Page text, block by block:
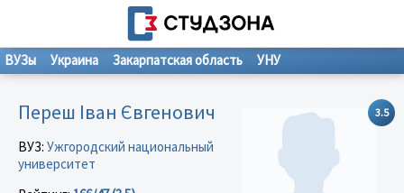
ВУЗы Украина Закарпатская область УНУ
3.5
Переш Іван Євгенович
ВУЗ: Ужгородский национальный
университет